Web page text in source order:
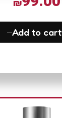
₪
Add to cart